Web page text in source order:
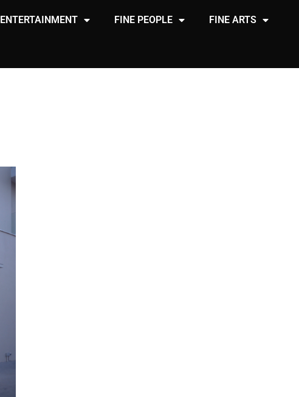
ENTERTAINMENT FINE PEOPLE FINE ARTS